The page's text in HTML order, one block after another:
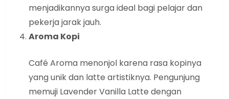
menjadikannya surga ideal bagi pelajar dan
pekerja jarak jauh.
Aroma Kopi
Café Aroma menonjol karena rasa kopinya
yang unik dan latte artistiknya. Pengunjung
memuji Lavender Vanilla Latte dengan